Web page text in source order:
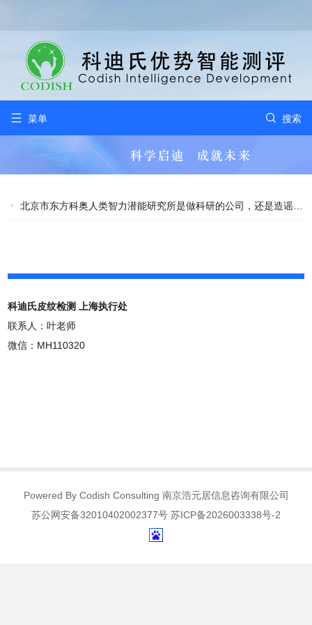
 菜单  搜索
北京市东方科奥人类智力潜能研究所是做科研的公司，还是造谣的公司？
科迪氏皮纹检测 上海执行处
联系人：叶老师
微信：MH110320
Powered By Codish Consulting 南京浩元居信息咨询有限公司
苏公网安备32010402002377号 苏ICP备2026003338号-2